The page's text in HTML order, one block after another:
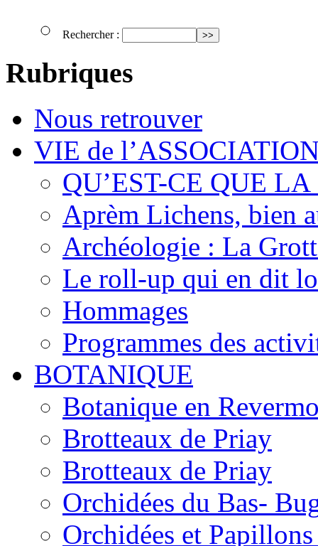
Rechercher :
Rubriques
Nous retrouver
VIE de
QU’EST-CE QUE
Aprèm Lichens, bien
Archéologie : La
Le roll-up qui en dit
Hommages
Programmes des
BOTANIQUE
Botanique en
Brotteaux de Priay
Brotteaux de Priay
Orchidées du Bas-
Orchidées et